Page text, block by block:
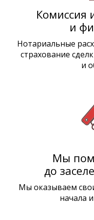
Комиссия
и
Нотариальные
страхование
и
Мы
до
Мы оказываем
начала